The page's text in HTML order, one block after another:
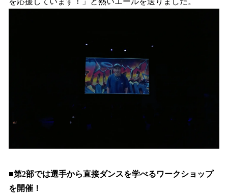
■第2部では選手から直接ダンスを学べるワークショップ
を開催！